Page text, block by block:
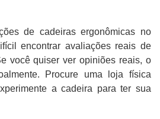
de cadeiras ergonômicas no
encontrar avaliações reais de
você quiser ver opiniões reais, o
Procure uma loja física
a cadeira para ter sua